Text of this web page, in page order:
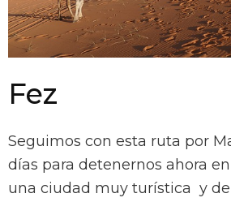
Fez
Seguimos con esta ruta por
días para detenernos ahora
una ciudad muy turística y de